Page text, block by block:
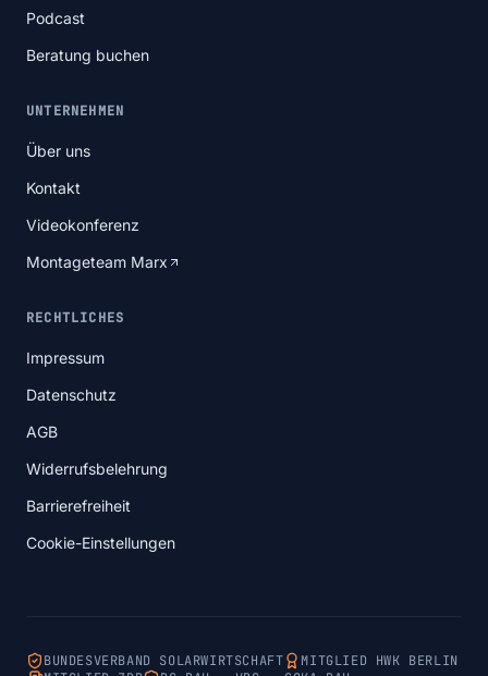
Podcast
Beratung buchen
UNTERNEHMEN
Über uns
Kontakt
Videokonferenz
Montageteam Marx
RECHTLICHES
Impressum
Datenschutz
AGB
Widerrufsbelehrung
Barrierefreiheit
Cookie-Einstellungen
BUNDESVERBAND SOLARWIRTSCHAFT
MITGLIED HWK BERLIN